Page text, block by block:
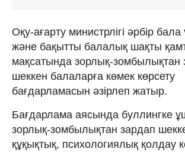
Оқу-ағарту министрлігі әрбір бала
және бақытты балалық шақты
мақсатында зорлық-зомбылықтан
шеккен балаларға көмек көрсету
бағдарламасын әзірлеп жатыр.
Бағдарлама аясында буллингке
зорлық-зомбылықтан зардап
құқықтық, психологиялық қолдау